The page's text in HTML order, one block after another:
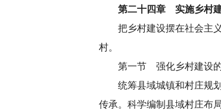
第二十四章 实施乡村
把乡村建设摆在社会主
村。
第一节 强化乡村建设
统筹县域城镇和村庄规
传承。科学编制县域村庄布